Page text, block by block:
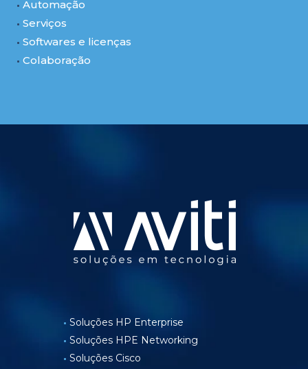
Automação
Serviços
Softwares e licenças
Colaboração
Soluções HP Enterprise
Soluções HPE Networking
Soluções Cisco